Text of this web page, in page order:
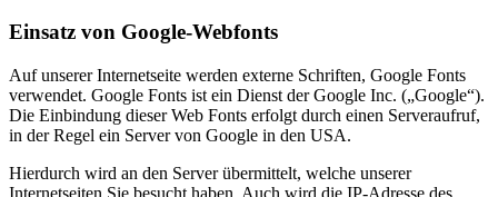
Einsatz von Google-Webfonts
Auf unserer Internetseite werden externe Schriften, Google Fonts
verwendet. Google Fonts ist ein Dienst der Google Inc. („Google“).
Die Einbindung dieser Web Fonts erfolgt durch einen Serveraufruf,
in der Regel ein Server von Google in den USA.
Hierdurch wird an den Server übermittelt, welche unserer
Internetseiten Sie besucht haben. Auch wird die IP-Adresse des